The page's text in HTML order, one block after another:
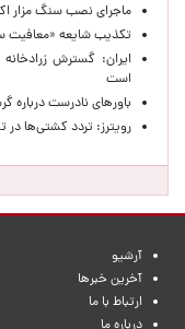
ماجرای نصب سنگ مزار
تکذیب شایعه «معافیت
ایران: گسترش
است
باورهای نادرست درباره
رویترز: تردد کشتی‌ها
آرشیو
آخرین خبرها
ارتباط با ما